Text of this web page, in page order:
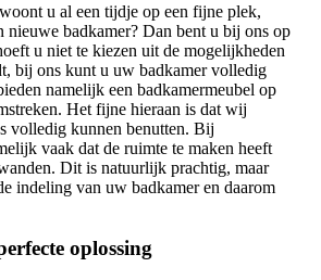
u al een tijdje op een fijne plek,
nieuwe badkamer? Dan bent u bij ons op
u niet te kiezen uit de mogelijkheden
bij ons kunt u uw badkamer volledig
namelijk een badkamermeubel op
Het fijne hieraan is dat wij
volledig kunnen benutten. Bij
vaak dat de ruimte te maken heeft
Dit is natuurlijk prachtig, maar
indeling van uw badkamer en daarom
oplossing